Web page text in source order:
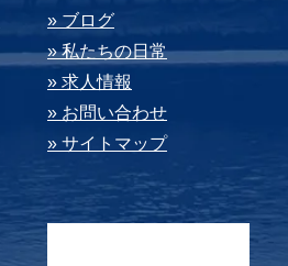
» ブログ
» 私たちの⽇常
» 求⼈情報
» お問い合わせ
» サイトマップ